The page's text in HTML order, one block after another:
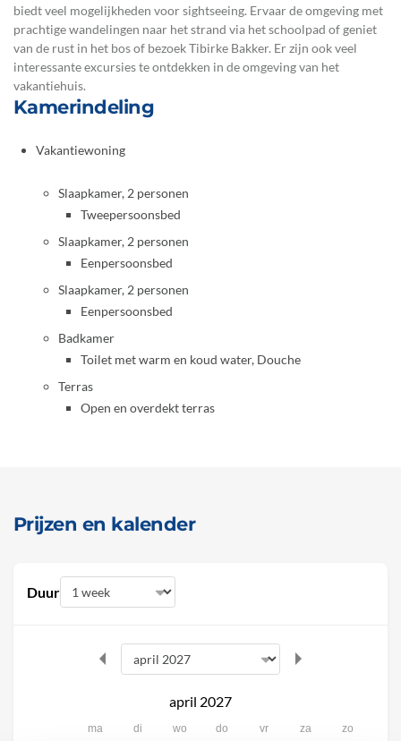
biedt veel mogelijkheden voor sightseeing. Ervaar de omgeving met
prachtige wandelingen naar het strand via het schoolpad of geniet
van de rust in het bos of bezoek Tibirke Bakker. Er zijn ook veel
interessante excursies te ontdekken in de omgeving van het
vakantiehuis.
Kamerindeling
Vakantiewoning
Slaapkamer, 2 personen
Tweepersoonsbed
Slaapkamer, 2 personen
Eenpersoonsbed
Slaapkamer, 2 personen
Eenpersoonsbed
Badkamer
Toilet met warm en koud water, Douche
Terras
Open en overdekt terras
Prijzen en kalender
Duur
april 2027
ma di wo do vr za zo